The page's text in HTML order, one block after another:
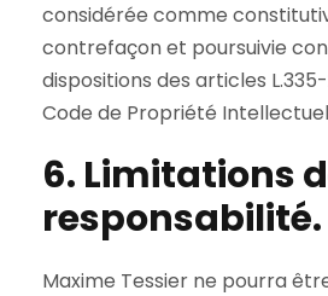
considérée comme
contrefaçon et poursuivie
dispositions des articles
Code de Propriété
6. Limitations
responsabilité.
Maxime Tessier ne pourra